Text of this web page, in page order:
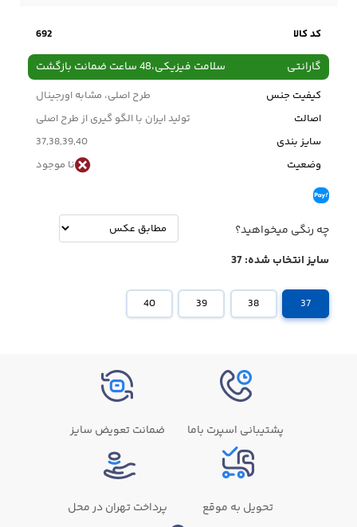
کد کالا 692
گارانتی سلامت فیزیکی،48 ساعت ضمانت بازگشت
کیفیت جنس
طرح اصلی، مشابه اورجینال
اصالت
تولید ایران با الگو گیری از طرح اصلی
سایز بندی
37,38,39,40
وضعیت
نا موجود
چه رنگی میخواهید؟
سایز انتخاب شده:37
37
38
39
40
پشتیبانی اسپرت باما ضمانت تعویض سایز
تحویل به موقع پرداخت تهران در محل